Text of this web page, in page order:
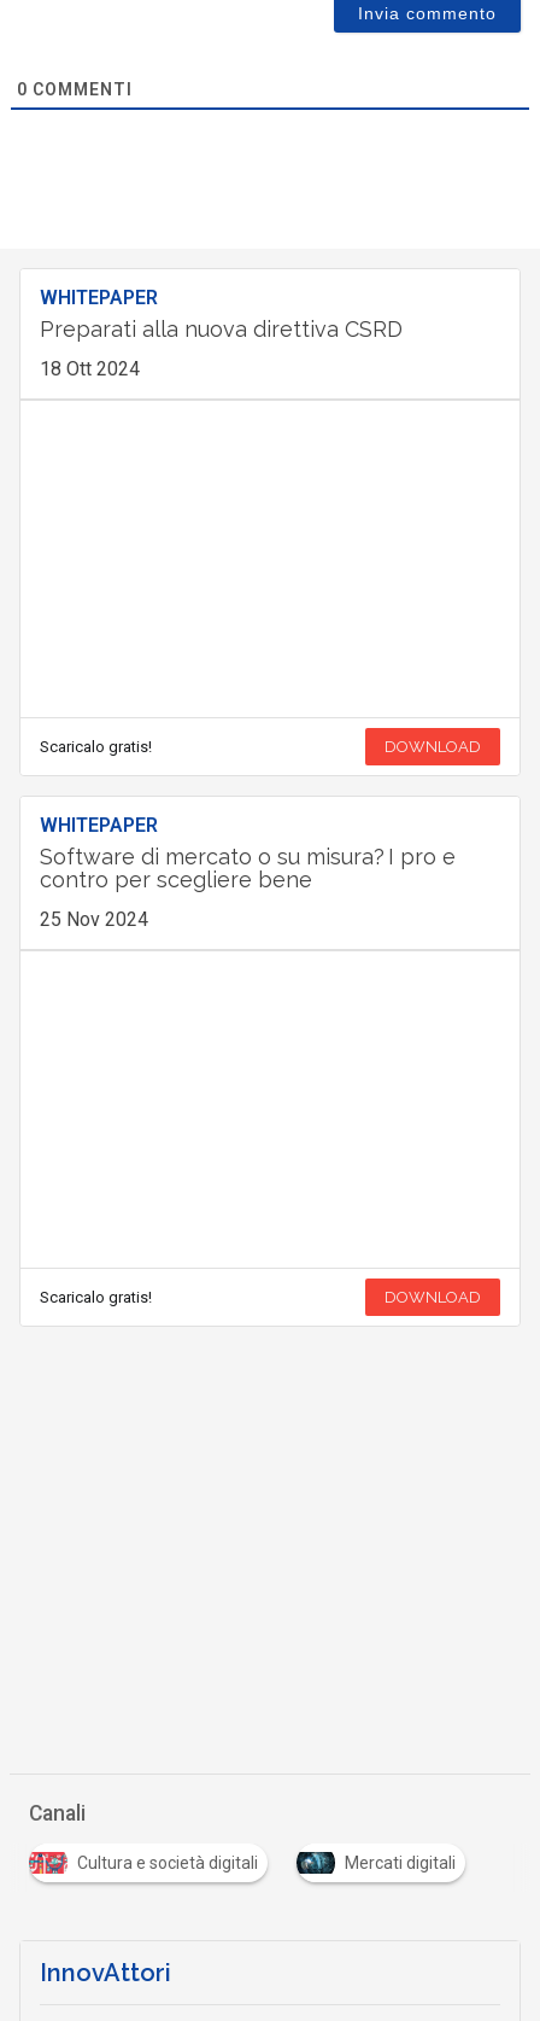
0 COMMENTI
WHITEPAPER
Preparati alla nuova direttiva CSRD
18 Ott 2024
Scaricalo gratis! DOWNLOAD
WHITEPAPER
Software di mercato o su misura? I pro e
contro per scegliere bene
25 Nov 2024
Scaricalo gratis! DOWNLOAD
Canali
Cultura e società digitali Mercati digitali
InnovAttori